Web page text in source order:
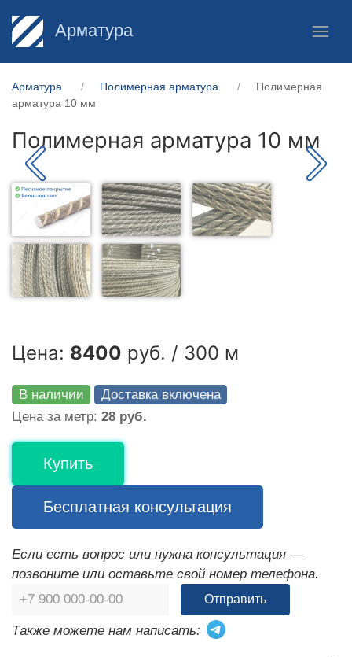
Арматура
Арматура Полимерная арматура
Полимерная
арматура 10 мм
Полимерная арматура 10 мм
Цена: 8400 руб. / 300 м
В наличии
Доставка включена
Цена за метр: 28 руб.
Купить
Бесплатная консультация
Если есть вопрос или нужна консультация —
позвоните или оставьте свой номер телефона.
Отправить
Также можете нам написать: